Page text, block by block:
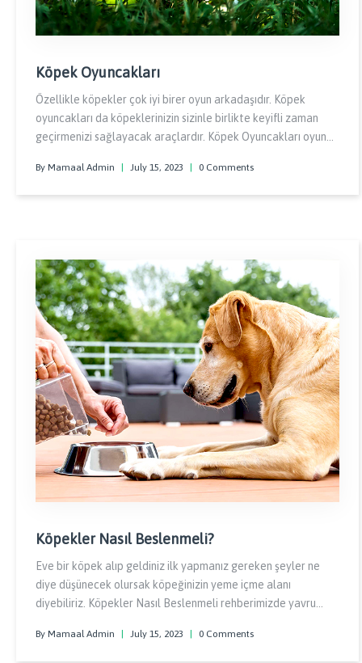
Köpek Oyuncakları
Özellikle köpekler çok iyi birer oyun arkadaşıdır. Köpek
oyuncakları da köpeklerinizin sizinle birlikte keyifli zaman
geçirmenizi sağlayacak araçlardır. Köpek Oyuncakları oyun
ile erkenden tanışması bunlara daha kolay alışmasına
yardımcı olacaktır.
By Mamaal Admin July 15, 2023 0 Comments
Köpekler Nasıl Beslenmeli?
Eve bir köpek alıp geldiniz ilk yapmanız gereken şeyler ne
diye düşünecek olursak köpeğinizin yeme içme alanı
diyebiliriz. Köpekler Nasıl Beslenmeli rehberimizde yavru
edinmesini sağlamak ilerde sizi dinlemesi ve komutlarınıza
uyması açısından önemlidir.
By Mamaal Admin July 15, 2023 0 Comments